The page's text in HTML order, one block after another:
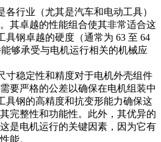
行业（尤其是汽车和电动工具）
其卓越的性能组合使其非常适合这
具钢卓越的硬度（通常为 63 至 64
够承受与电机运行相关的机械应
寸稳定性和精度对于电机外壳组件
要严格的公差以确保在电机组装中
具钢的高精度和抗变形能力确保这
完整性和功能性。此外，其优异的
是电机运行的关键因素，因为它有
能。